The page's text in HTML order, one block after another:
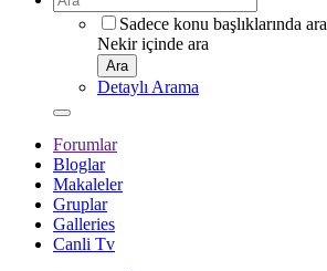
Sadece konu başlıklarında ara
Nekir içinde ara
Ara
Detaylı Arama
Forumlar
Bloglar
Makaleler
Gruplar
Galleries
Canli Tv